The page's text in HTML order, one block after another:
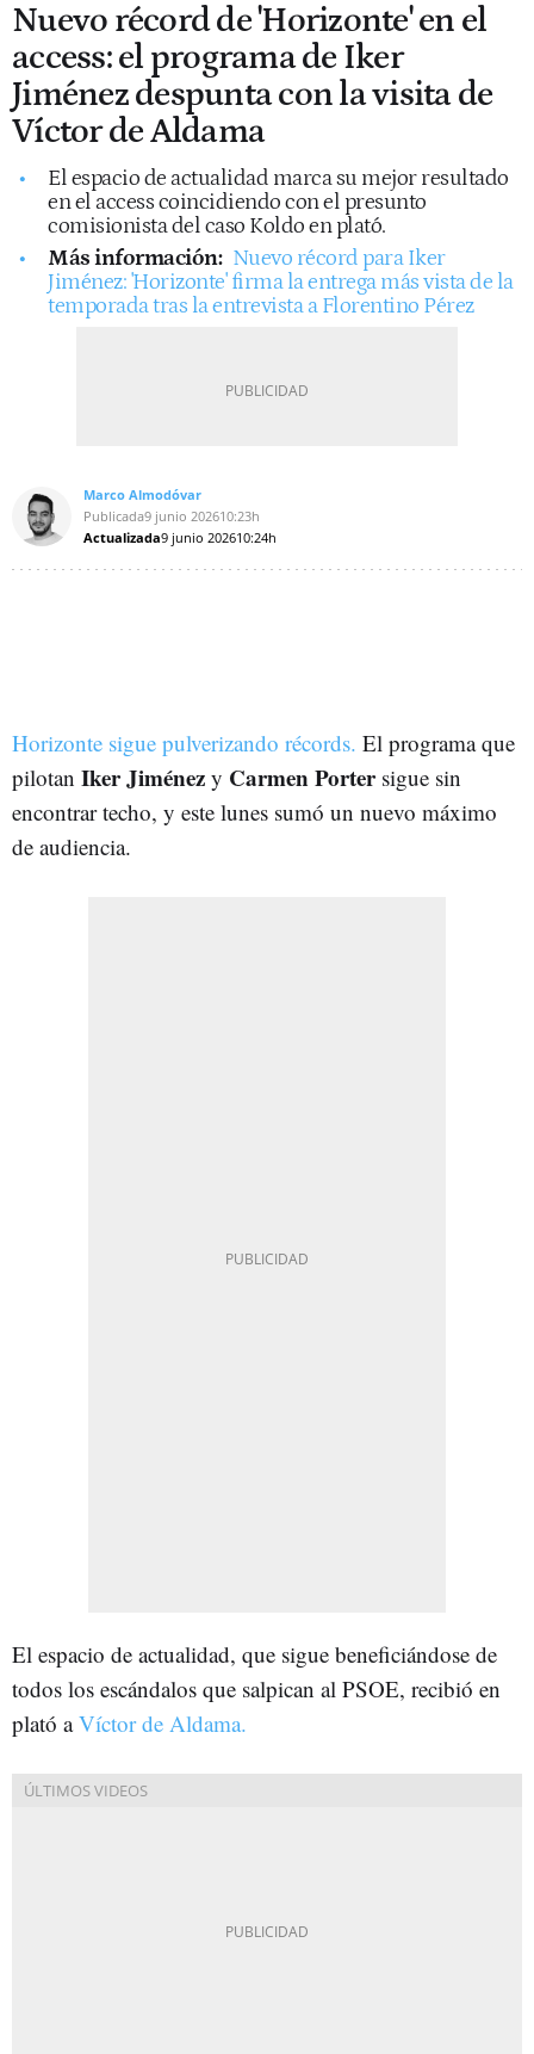
Nuevo récord de 'Horizonte' en el
access: el programa de Iker
Jiménez despunta con la visita de
Víctor de Aldama
El espacio de actualidad marca su mejor resultado
en el access coincidiendo con el presunto
comisionista del caso Koldo en plató.
Más información: Nuevo récord para Iker
Jiménez: 'Horizonte' firma la entrega más vista de la
temporada tras la entrevista a Florentino Pérez
Marco Almodóvar
Publicada9 junio 202610:23h
Actualizada9 junio 202610:24h
Horizonte sigue pulverizando récords. El programa que
pilotan Iker Jiménez y Carmen Portersigue sin
encontrar techo, y este lunes sumó un nuevo máximo
de audiencia.
El espacio de actualidad, que sigue beneficiándose de
todos los escándalos que salpican al PSOE, recibió en
plató aVíctor de Aldama.